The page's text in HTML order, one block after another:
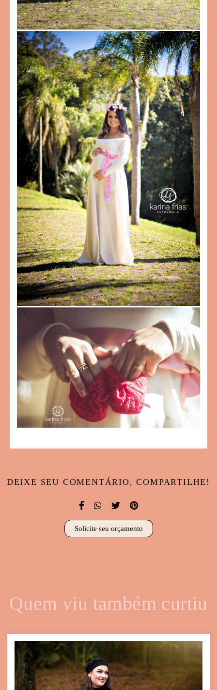
DEIXE SEU COMENTÁRIO, COMPARTILHE!
Solicite seu orçamento
Quem viu também curtiu